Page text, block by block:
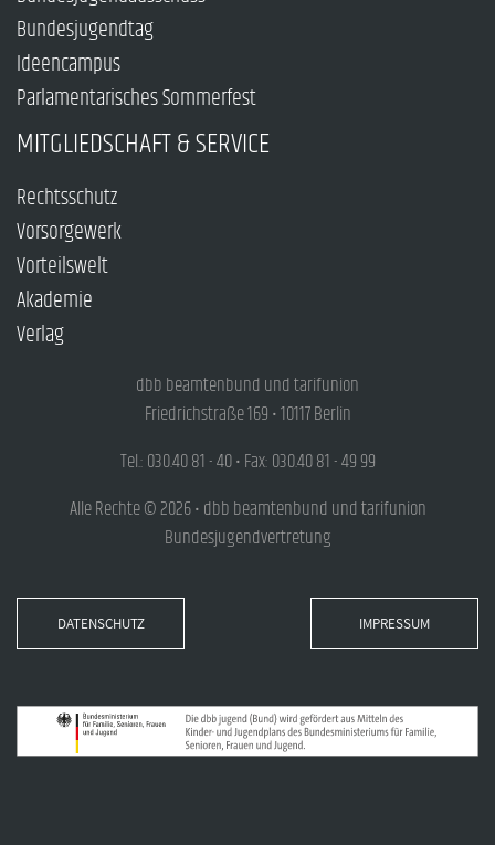
Bundesjugendtag
Ideencampus
Parlamentarisches Sommerfest
MITGLIEDSCHAFT & SERVICE
Rechtsschutz
Vorsorgewerk
Vorteilswelt
Akademie
Verlag
dbb beamtenbund und tarifunion
Friedrichstraße 169 • 10117 Berlin
Tel.: 030.40 81 - 40 • Fax: 030.40 81 - 49 99
Alle Rechte © 2026 • dbb beamtenbund und tarifunion
Bundesjugendvertretung
DATENSCHUTZ IMPRESSUM